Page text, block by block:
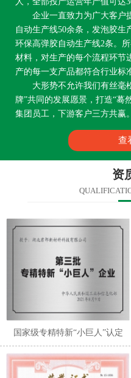
企业一直致力为广大客户
自动生产线50余条，发泡胶生
环保高弹胶自动生产线2条。
材料，对生产的每个流程环节
产的每一支产品都符合行业标
大形势不允许我们有丝毫
牌”共同的发展愿景，打造“蓦
集团员工，下游客户三方共赢。
查
资
国家级专精特新“小巨人”认定